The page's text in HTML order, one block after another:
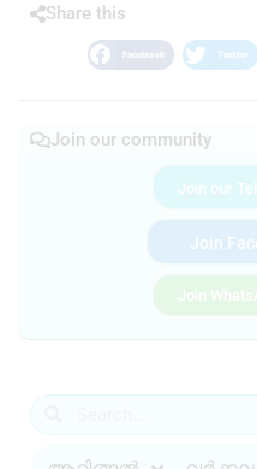
Share this
Facebook Twitter
Join our community
Join our
Join
Join